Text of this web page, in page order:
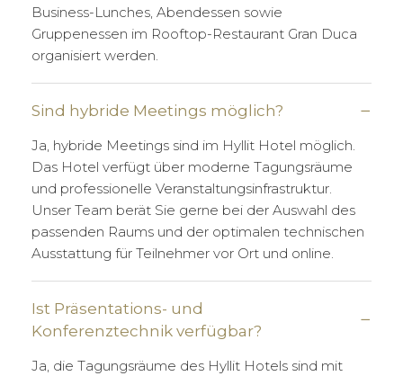
Business-Lunches, Abendessen sowie
Gruppenessen im Rooftop-Restaurant Gran Duca
organisiert werden.
Sind hybride Meetings möglich?
Ja, hybride Meetings sind im Hyllit Hotel möglich.
Das Hotel verfügt über moderne Tagungsräume
und professionelle Veranstaltungsinfrastruktur.
Unser Team berät Sie gerne bei der Auswahl des
passenden Raums und der optimalen technischen
Ausstattung für Teilnehmer vor Ort und online.
Ist Präsentations- und
Konferenztechnik verfügbar?
Ja, die Tagungsräume des Hyllit Hotels sind mit